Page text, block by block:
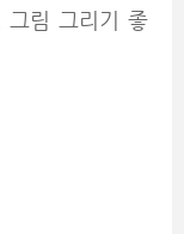
그림 그리기 좋